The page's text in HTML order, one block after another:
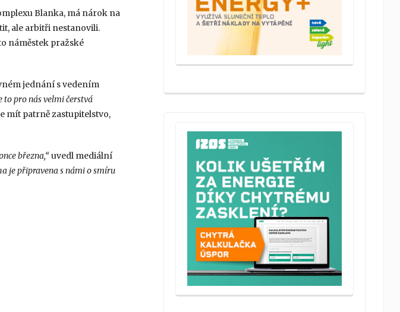
Blanka, má nárok na
ale arbitři nestanovili.
náměstek pražské
jednání s vedením
to pro nás velmi čerstvá
mít patrně zastupitelstvo,
března,“ uvedl mediální
je připravena s námi o smíru